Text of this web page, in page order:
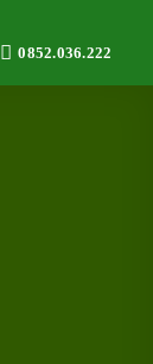
0852.036.222